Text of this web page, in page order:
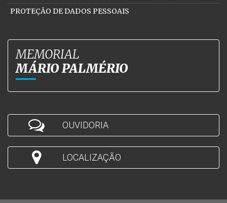
PROTEÇÃO DE DADOS PESSOAIS
MEMORIAL
MÁRIO PALMÉRIO
OUVIDORIA
LOCALIZAÇÃO